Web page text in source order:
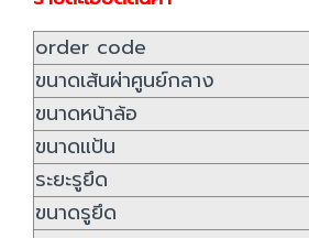
order code
ขนาดเส้นผ่าศูนย์กลาง
ขนาดหน้าล้อ
ขนาดแป้น
ระยะรูยึด
ขนาดรูยึด